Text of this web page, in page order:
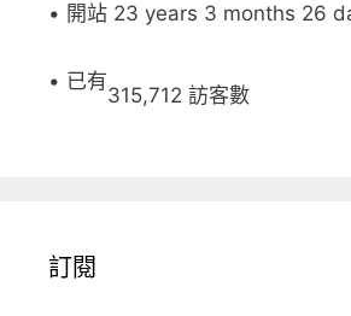
• 開站 23 years 3 months 26
• 已有
315,712 訪客數
訂閱